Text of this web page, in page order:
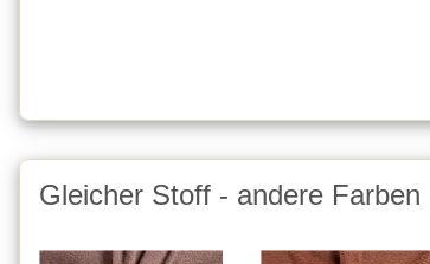
Gleicher Stoff - andere Farben